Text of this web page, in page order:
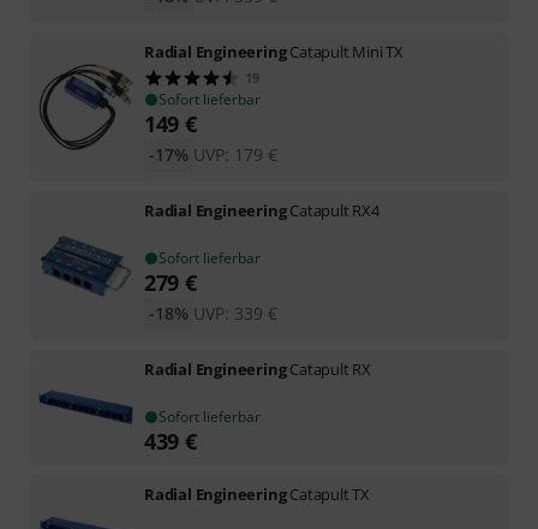
Radial EngineeringCatapult Mini TX
19
Sofort lieferbar
149 €
UVP: 179 €
-17%
Radial EngineeringCatapult RX4
Sofort lieferbar
279 €
UVP: 339 €
-18%
Radial EngineeringCatapult RX
Sofort lieferbar
439 €
Radial EngineeringCatapult TX